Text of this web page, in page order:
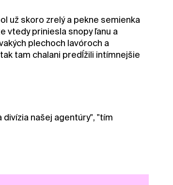
už skoro zrelý a pekne semienka
vtedy priniesla snopy ľanu a
plechoch lavóroch a
tam chalani predĺžili intímnejšie
našej agentúry", "tím